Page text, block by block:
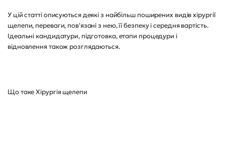
У цій статті описуються деякі з найбільш поширених видів хірургії
щелепи, переваги, пов'язані з нею, її безпеку і середня вартість.
Ідеальні кандидатури, підготовка, етапи процедури і
відновлення також розглядаються.
Що таке Хірургія щелепи